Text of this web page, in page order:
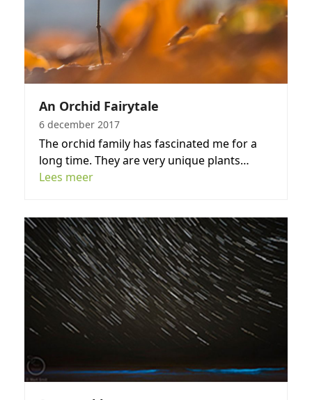
An Orchid Fairytale
6 december 2017
The orchid family has fascinated me for a
long time. They are very unique plants…
Lees meer